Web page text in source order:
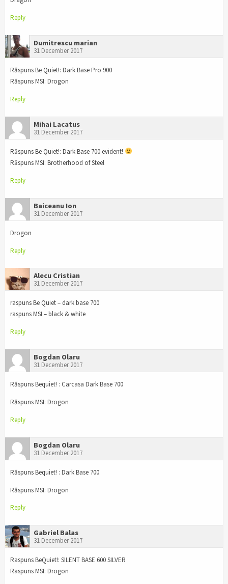
Reply
Dumitrescu marian
31 December 2017
Răspuns Be Quiet!: Dark Base Pro 900
Răspuns MSI: Drogon
Reply
Mihai Lacatus
31 December 2017
Răspuns Be Quiet!: Dark Base 700 evident!
Răspuns MSI: Brotherhood of Steel
Reply
Baiceanu Ion
31 December 2017
Drogon
Reply
Alecu Cristian
31 December 2017
raspuns Be Quiet – dark base 700
raspuns MSI – black & white
Reply
Bogdan Olaru
31 December 2017
Răspuns Bequiet! : Carcasa Dark Base 700
Răspuns MSI: Drogon
Reply
Bogdan Olaru
31 December 2017
Răspuns Bequiet! : Dark Base 700
Răspuns MSI: Drogon
Reply
Gabriel Balas
31 December 2017
Raspuns BeQuiet!: SILENT BASE 600 SILVER
Raspuns MSI: Drogon